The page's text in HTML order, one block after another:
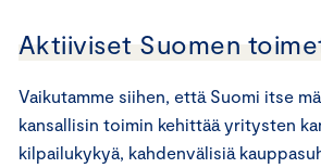
Aktiiviset Suomen
Vaikutamme siihen, että Suomi itse
kansallisin toimin kehittää yritysten
kilpailukykyä, kahdenvälisiä